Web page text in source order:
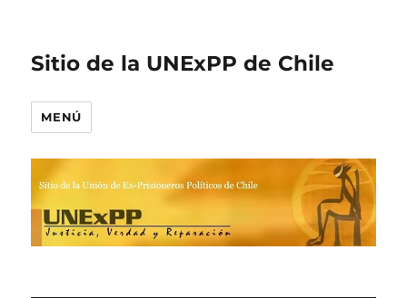
Sitio de la UNExPP de Chile
MENÚ